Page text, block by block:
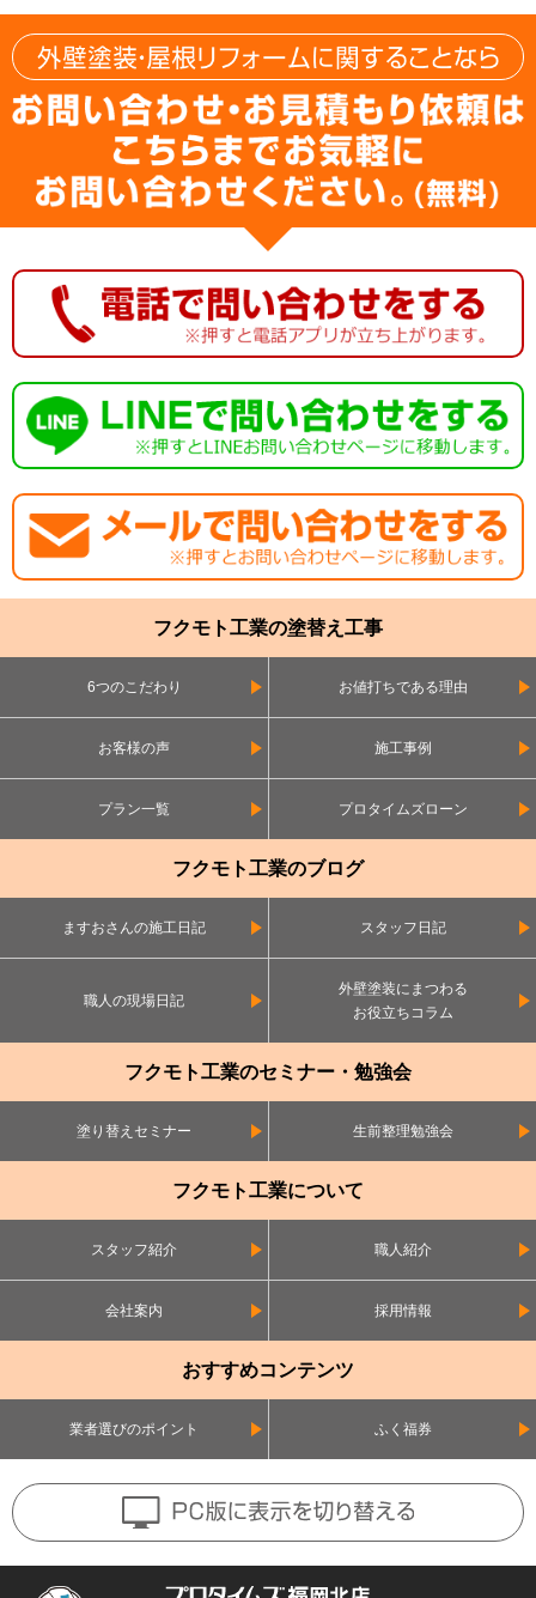
フクモト工業の塗替え工事
6つのこだわり お値打ちである理由
お客様の声 施工事例
プラン一覧 プロタイムズローン
フクモト工業のブログ
ますおさんの施工日記 スタッフ日記
職人の現場日記
外壁塗装にまつわる
お役立ちコラム
フクモト工業のセミナー・勉強会
塗り替えセミナー 生前整理勉強会
フクモト工業について
スタッフ紹介 職人紹介
会社案内 採用情報
おすすめコンテンツ
業者選びのポイント ふく福券